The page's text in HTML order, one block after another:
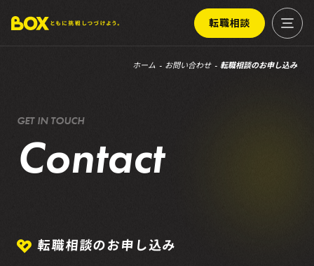
転職相談
ホーム お問い合わせ 転職相談のお申し込み
GET IN TOUCH
Contact
転職相談のお申し込み